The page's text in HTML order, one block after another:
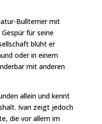
Bullterrier mit
für seine
blüht er
oder in einem
mit anderen
allein und kennt
Ivan zeigt jedoch
die vor allem im